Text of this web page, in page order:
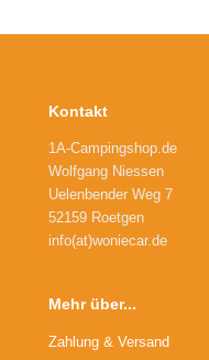
Kontakt
1A-Campingshop.de
Wolfgang Niessen
Uelenbender Weg 7
52159 Roetgen
info(at)woniecar.de
Mehr über...
Zahlung & Versand